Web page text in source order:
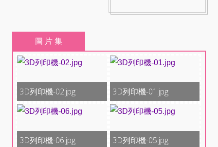
圖 片 集
3D列印機-02.jpg 3D列印機-01.jpg
3D列印機-06.jpg 3D列印機-05.jpg